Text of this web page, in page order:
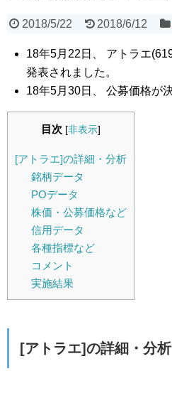
2018/5/22 2018/6/12
18年5月22日、 アトラエ
発表されました。
18年5月30日、 公募価格が
目次 [非表示]
[アトラエ]の詳細・分析
銘柄データ
POデータ
株価・公募価格など
信用データ
各種指標など
コメント
実施結果
[アトラエ]の詳細・分析